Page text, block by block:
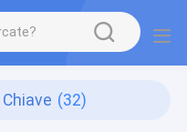
(32)